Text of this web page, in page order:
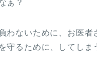
ぁ？
わないために、お医者
守るために、してしま